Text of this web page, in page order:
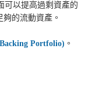
可以提高過剩資產的
的流動資產。
Portfolio) 。